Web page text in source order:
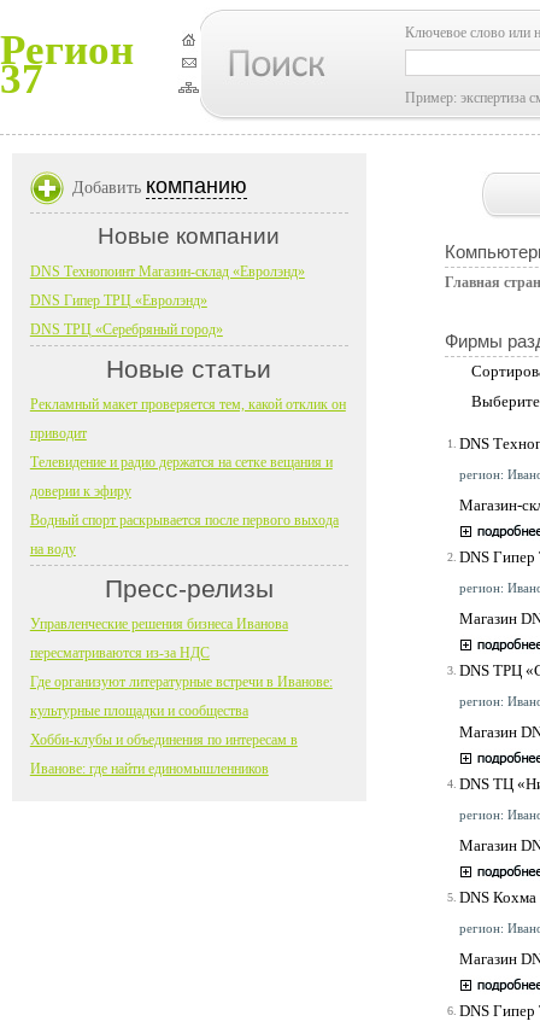
Регион
37
Ключевое слово или
Пример: экспертиза
Главная
Фирмы
1. DNS
регион:
Магазин-
2. DNS
регион:
Магазин
3. DNS ТРЦ
регион:
Магазин
4. DNS ТЦ
регион:
Магазин
5. DNS
регион:
Магазин
6. DNS
Добавить компанию
Новые компании
DNS Технопоинт Магазин-склад «Евролэнд»
DNS Гипер ТРЦ «Евролэнд»
DNS ТРЦ «Серебряный город»
Новые статьи
Рекламный макет проверяется тем, какой отклик он
приводит
Телевидение и радио держатся на сетке вещания и
доверии к эфиру
Водный спорт раскрывается после первого выхода
на воду
Пресс-релизы
Управленческие решения бизнеса Иванова
пересматриваются из-за НДС
Где организуют литературные встречи в Иванове:
культурные площадки и сообщества
Хобби-клубы и объединения по интересам в
Иванове: где найти единомышленников